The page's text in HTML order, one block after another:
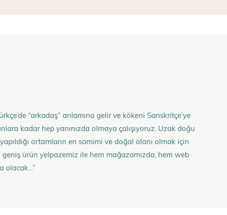
“arkadaş” anlamına gelir ve kökeni Sanskritçe’ye
kadar hep yanınızda olmaya çalışıyoruz. Uzak doğu
ortamların en samimi ve doğal olanı olmak için
ürün yelpazemiz ile hem mağazamızda, hem web
olacak…”